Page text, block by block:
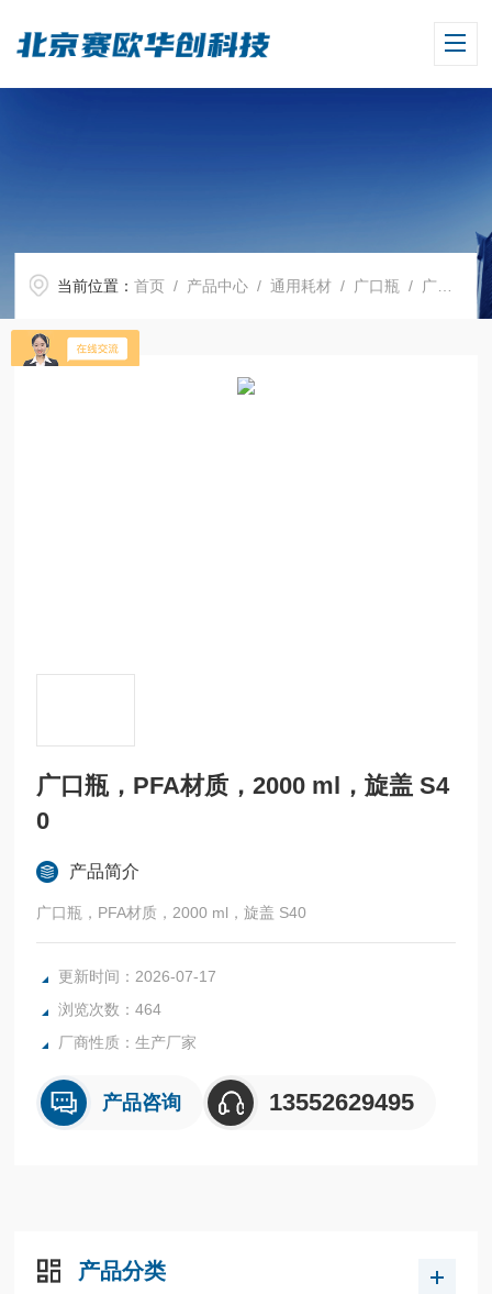
当前位置：首页 / 产品中心 /通用耗材 / 广口瓶 / 广口瓶，PFA材质，2000 ml，旋盖 S40
广口瓶，PFA材质，2000 ml，旋盖 S4
0
产品简介
广口瓶，PFA材质，2000 ml，旋盖 S40
更新时间：2026-07-17
浏览次数：464
厂商性质：生产厂家
产品咨询 13552629495
产品分类